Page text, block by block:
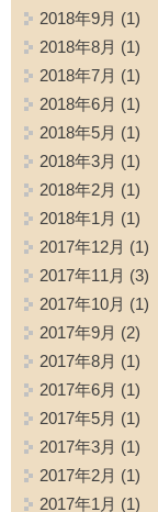
2018年9月 (1)
2018年8月 (1)
2018年7月 (1)
2018年6月 (1)
2018年5月 (1)
2018年3月 (1)
2018年2月 (1)
2018年1月 (1)
2017年12月 (1)
2017年11月 (3)
2017年10月 (1)
2017年9月 (2)
2017年8月 (1)
2017年6月 (1)
2017年5月 (1)
2017年3月 (1)
2017年2月 (1)
2017年1月 (1)